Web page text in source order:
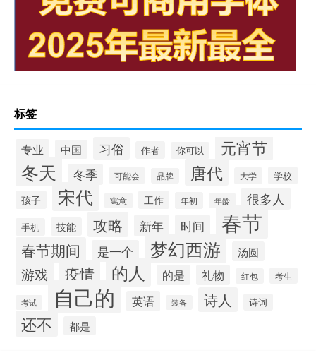
标签
专业 中国 习俗 作者 你可以 元宵节
冬天 冬季 可能会 品牌 唐代 大学 学校
孩子 宋代 寓意 工作 年初 年龄 很多人
手机 技能 攻略 新年 时间 春节
春节期间 是一个 梦幻西游 汤圆
游戏 疫情 的人 的是 礼物 红包 考生
考试 自己的 英语 装备 诗人 诗词
还不 都是